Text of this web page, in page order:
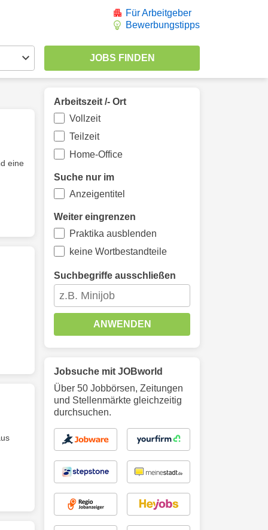
Für Arbeitgeber
Bewerbungstipps
eine
Arbeitszeit /- Ort
Vollzeit
Teilzeit
Home-Office
Suche nur im
Anzeigentitel
Weiter eingrenzen
Praktika ausblenden
keine Wortbestandteile
Suchbegriffe ausschließen
ANWENDEN
Jobsuche mit JOBworld
Über 50 Jobbörsen, Zeitungen
und Stellenmärkte gleichzeitig
durchsuchen.